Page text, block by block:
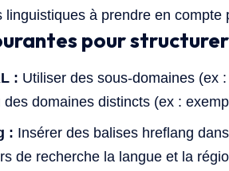
à prendre en compte
pour
: Utiliser des sous-domaines (ex
domaines distincts (ex :
: Insérer des balises hreflang
de recherche la langue et la